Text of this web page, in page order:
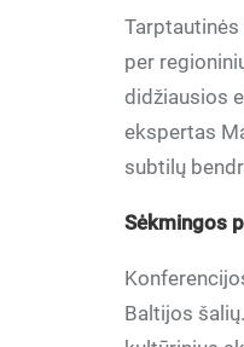
per
didžiausios
ekspertas
subtilų
Sėkmingos
Baltijos